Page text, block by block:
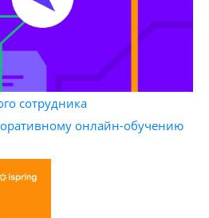
сотрудника
онлайн-обучению